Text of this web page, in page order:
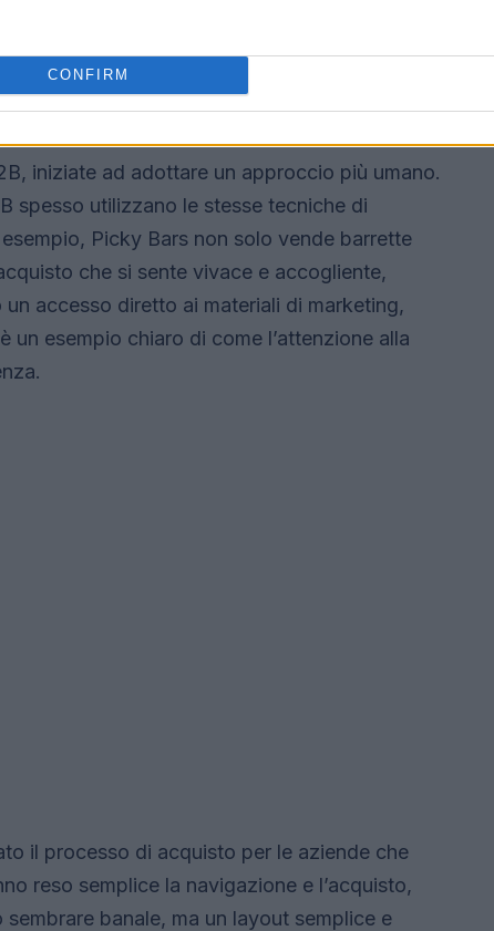
CONFIRM
e coinvolgente, rischiate di perdere clienti
le strategie di ecommerce B2B.
B2B di successo
iniziate ad adottare un approccio più umano.
spesso utilizzano le stesse tecniche di
Picky Bars non solo vende barrette
che si sente vivace e accogliente,
accesso diretto ai materiali di marketing,
esempio chiaro di come l’attenzione alla
il processo di acquisto per le aziende che
reso semplice la navigazione e l’acquisto,
banale, ma un layout semplice e